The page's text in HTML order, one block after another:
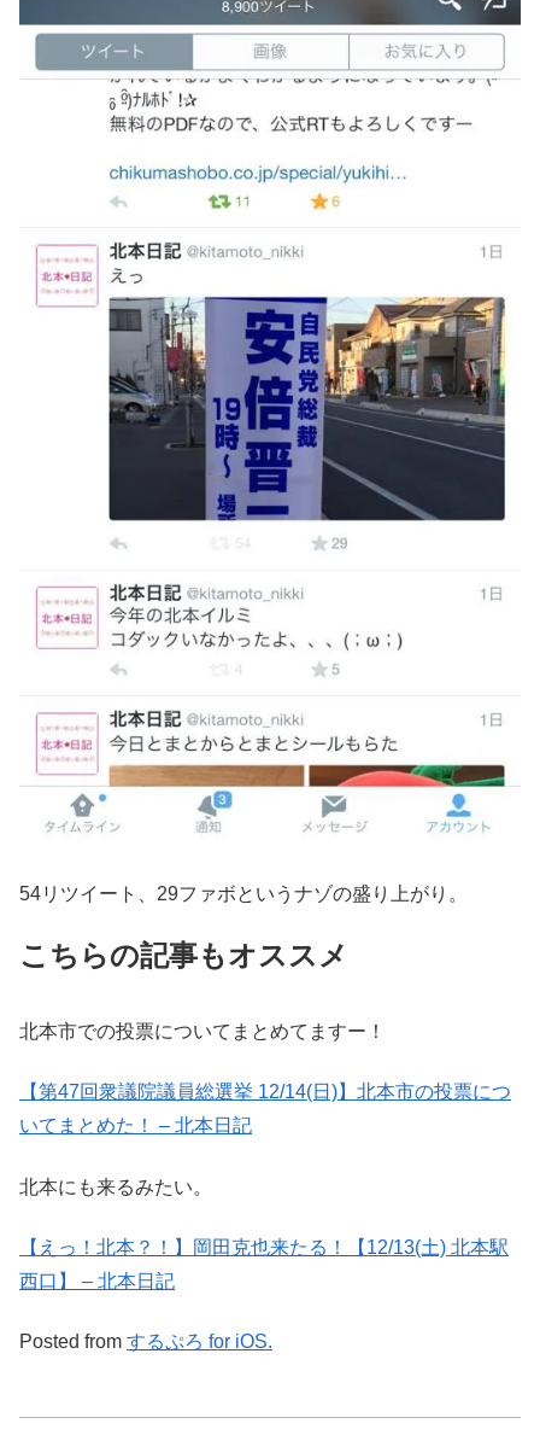
54リツイート、29ファボというナゾの盛り上がり。
こちらの記事もオススメ
北本市での投票についてまとめてますー！
【第47回衆議院議員総選挙 12/14(日)】北本市の投票につ
いてまとめた！ – 北本日記
北本にも来るみたい。
【えっ！北本？！】岡田克也来たる！【12/13(土) 北本駅
西口】 – 北本日記
Posted from するぷろ for iOS.